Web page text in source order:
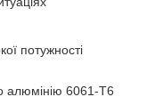
потужностi
алюмінію 6061-Т6